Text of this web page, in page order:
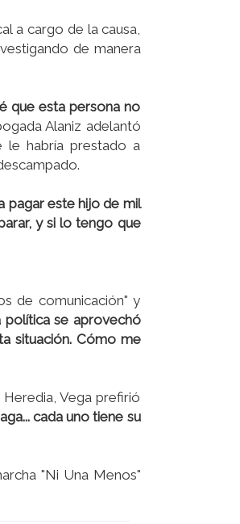
a cargo de la causa,
de manera
que esta persona no
Alaniz adelantó
le habría prestado a
pagar este hijo de mil
y si lo tengo que
de comunicación" y
política se aprovechó
situación. Cómo me
Vega prefirió
cada uno tiene su
"Ni Una Menos"